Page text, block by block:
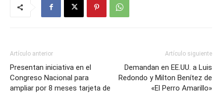
Artículo anterior
Presentan iniciativa en el
Congreso Nacional para
ampliar por 8 meses tarjeta de
Artículo siguiente
Demandan en EE.UU. a Luis
Redondo y Milton Benítez de
«El Perro Amarillo»